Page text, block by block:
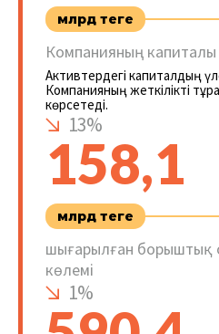
млрд теңге
Компанияның капиталы
Активтердегі капиталдың
Компанияның жеткілікті
көрсетеді.
13%
158,1
млрд теңге
шығарылған борыштық
көлемі
1%